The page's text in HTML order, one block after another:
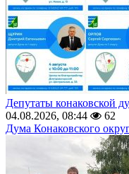
Депутаты конаковской
04.08.2026, 08:44
62
Дума Конаковского